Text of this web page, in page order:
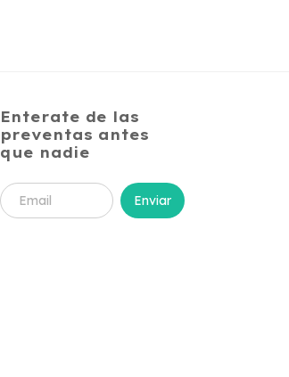
Enterate de las
preventas antes
que nadie